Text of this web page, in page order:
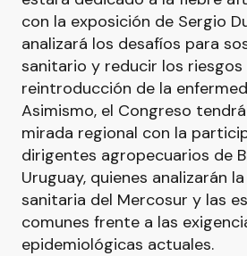
con la exposición de Sergio
analizará los desafíos para
sanitario y reducir los riesgos
reintroducción de la
Asimismo, el Congreso
mirada regional con la
dirigentes agropecuarios de
Uruguay, quienes analizarán
sanitaria del Mercosur y las
comunes frente a las
epidemiológicas actuales.